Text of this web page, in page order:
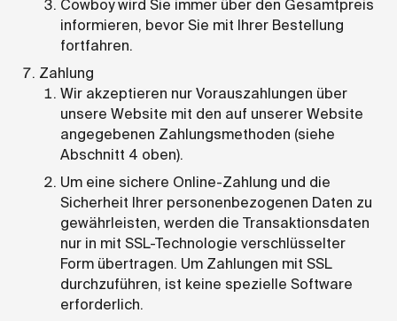
Cowboy wird Sie immer über den Gesamtpreis
informieren, bevor Sie mit Ihrer Bestellung
fortfahren.
Zahlung
Wir akzeptieren nur Vorauszahlungen über
unsere Website mit den auf unserer Website
angegebenen Zahlungsmethoden (siehe
Abschnitt 4 oben).
Um eine sichere Online-Zahlung und die
Sicherheit Ihrer personenbezogenen Daten zu
gewährleisten, werden die Transaktionsdaten
nur in mit SSL-Technologie verschlüsselter
Form übertragen. Um Zahlungen mit SSL
durchzuführen, ist keine spezielle Software
erforderlich.